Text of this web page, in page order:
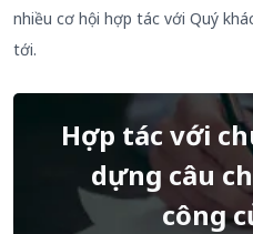
nhiều cơ hội hợp tác với Quý
tới.
Hợp tác với
dựng câu
công